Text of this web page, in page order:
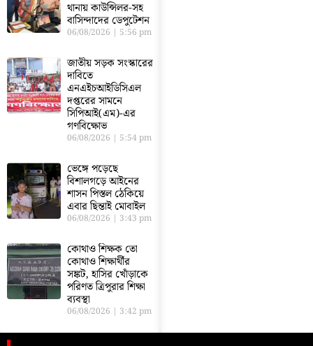
থানায় কাউন্সিলর-সহ
বাসিন্দাদের ডেপুটেশন
06/08/2026 5:56 pm
জাতীয় সড়ক সংস্কারের
দাবিতে
এনএইচআইডিসিএল
দপ্তরের সামনে
সিপিআই(এম)-এর
গণবিক্ষোভ
06/08/2026 5:54 pm
ভেঙ্গে পড়েছে
বিশালগড়ে আইনের
শাসন পিস্তল ঠেকিয়ে
এবার ছিন্তাই মোবাইল
06/08/2026 3:43 pm
কোথাও শিক্ষক তো
কোথাও শিক্ষার্থীর
সঙ্কট, হাসির খোঁড়াকে
পরিণত ত্রিপুরার শিক্ষা
ব্যবস্থা
06/08/2026 3:42 pm